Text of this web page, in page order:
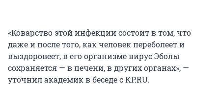
«Коварство этой инфекции состоит в том, что
даже и после того, как человек переболеет и
выздоровеет, в его организме вирус Эболы
сохраняется — в печени, в других органах», —
уточнил академик в беседе с KP.RU.